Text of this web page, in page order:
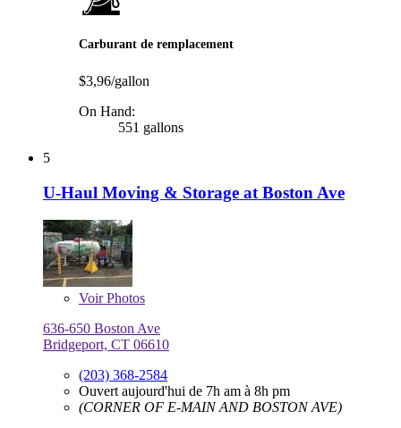
Carburant de remplacement
$3,96/gallon
On Hand:
551 gallons
5
U-Haul Moving & Storage at Boston Ave
VoirPhotos
636-650 Boston Ave
Bridgeport, CT 06610
(203) 368-2584
Ouvert aujourd'hui de 7h am à 8h pm
(CORNER OF E-MAIN AND BOSTON AVE)